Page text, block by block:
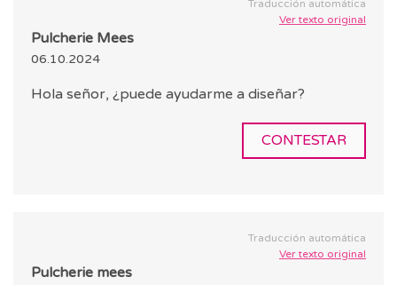
Traducción automática
Ver texto original
Pulcherie Mees
06.10.2024
Hola señor, ¿puede ayudarme a diseñar?
CONTESTAR
Traducción automática
Ver texto original
Pulcherie mees